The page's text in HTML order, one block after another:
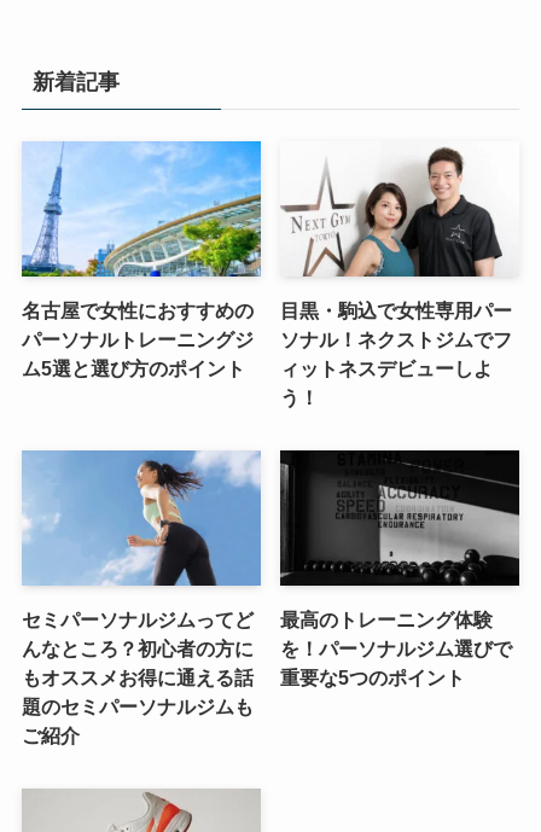
新着記事
名古屋で女性におすすめの
パーソナルトレーニングジ
ム5選と選び方のポイント
目黒・駒込で女性専用パー
ソナル！ネクストジムでフ
ィットネスデビューしよ
う！
セミパーソナルジムってど
んなところ？初心者の方に
もオススメお得に通える話
題のセミパーソナルジムも
ご紹介
最高のトレーニング体験
を！パーソナルジム選びで
重要な5つのポイント